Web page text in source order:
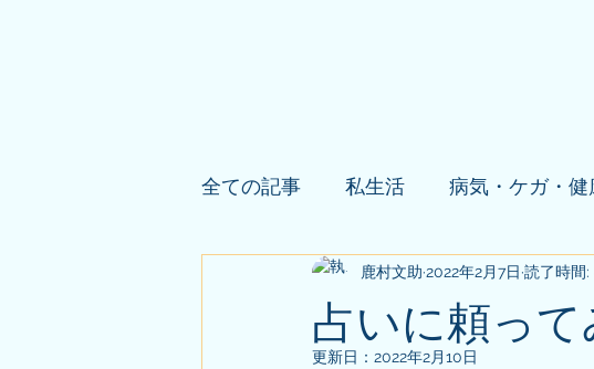
全ての記事 私生活 病気・ケガ・健
依頼者様の公開鑑定 その他(告知
占いに頼っ
鹿村文助 2022年2月7日 読了時間:
更新日： 2022年2月10日